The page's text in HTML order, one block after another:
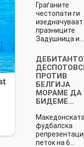
Граѓаните
честопати ги
изедначуваат
празниците
Задушница и…
ПРОТИВ
БЕЛГИЈА
МОРАМЕ ДА
БИДЕМЕ…
Македонската
фудбалска
петок на 6…